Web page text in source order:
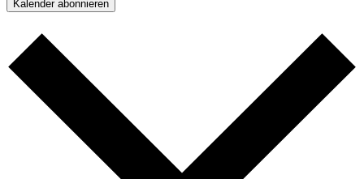
Kalender abonnieren